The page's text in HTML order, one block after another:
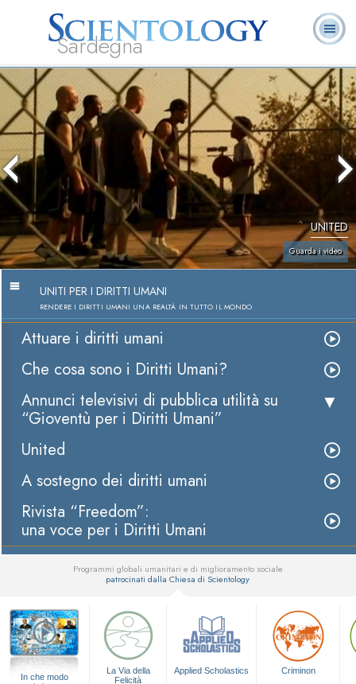
Sardegna
L. Ron Hubbard:
Fondatore
Che cos’è
Scientology?
Ministri
Volontari
Domande
ricorrenti
Libri
UNITED
Guarda i video
UNITI PER I DIRITTI UMANI
RENDERE I DIRITTI UMANI UNA REALTÀ IN TUTTO IL MONDO
Attuare i diritti umani
Che cosa sono i Diritti Umani?
Annunci televisivi di pubblica utilità su
“Gioventù per i Diritti Umani”
United
A sostegno dei diritti umani
Rivista “Freedom”:
una voce per i Diritti Umani
Programmi globali umanitari e di miglioramento sociale
patrocinati dalla Chiesa di Scientology
In che modo
La Via della
Felicità
Applied Scholastics Criminon